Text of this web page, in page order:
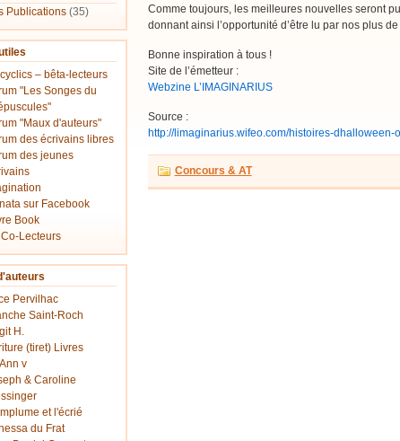
Publications(35)
– bêta-lecteurs
"Les Songes du
"Maux d'auteurs"
des écrivains libres
des jeunes
sur Facebook
Book
Co-Lecteurs
Pervilhac
Saint-Roch
H.
(tiret) Livres
v
& Caroline
et l'écrié
du Frat
Comme toujours, les meilleures nouvelles seront
donnant ainsi l’opportunité d’être lu par nos plus
Bonne inspiration à tous !
Site de l’émetteur :
Webzine L’IMAGINARIUS
Source :
http://limaginarius.wifeo.com/histoires-dhalloween-
Concours & AT